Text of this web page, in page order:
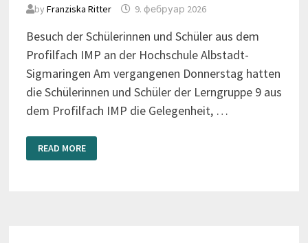
by Franziska Ritter 9. фебруар 2026
Besuch der Schülerinnen und Schüler aus dem
Profilfach IMP an der Hochschule Albstadt-
Sigmaringen Am vergangenen Donnerstag hatten
die Schülerinnen und Schüler der Lerngruppe 9 aus
dem Profilfach IMP die Gelegenheit, …
DIGITALE
FORENSIK
LIVE
READ MORE